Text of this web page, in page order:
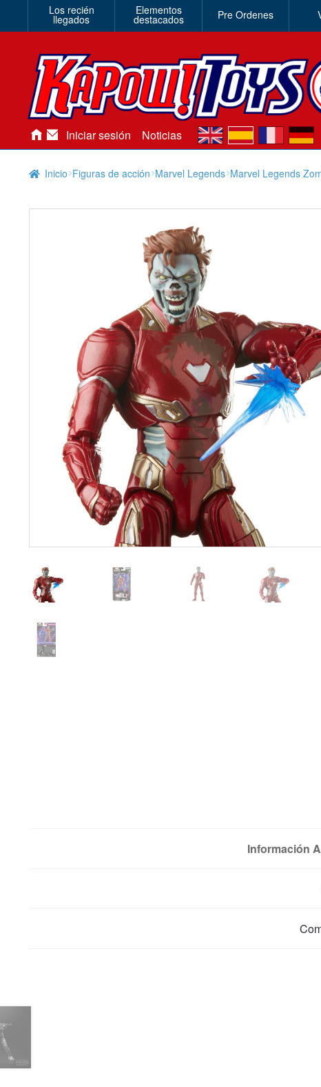
Los recién
llegados
Elementos
destacados Pre Ordenes
Iniciar sesión Noticias en es de
Inicio Figuras de acción Marvel Legends Marvel Legends
Información